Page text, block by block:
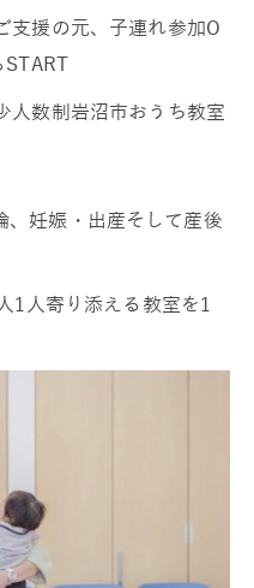
支援の元、子連れ参加O
人数制岩沼市おうち教室
妊娠・出産そして産後
1人寄り添える教室を1